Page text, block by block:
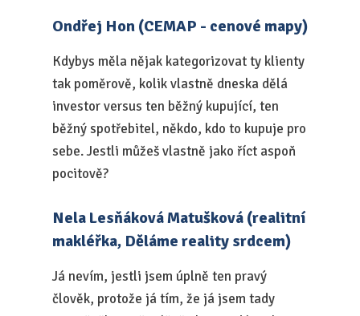
Ondřej Hon (CEMAP - cenové mapy)
Kdybys měla nějak kategorizovat ty klienty
tak poměrově, kolik vlastně dneska dělá
investor versus ten běžný kupující, ten
běžný spotřebitel, někdo, kdo to kupuje pro
sebe. Jestli můžeš vlastně jako říct aspoň
pocitově?
Nela Lesňáková Matušková (realitní
makléřka, Děláme reality srdcem)
Já nevím, jestli jsem úplně ten pravý
člověk, protože já tím, že já jsem tady